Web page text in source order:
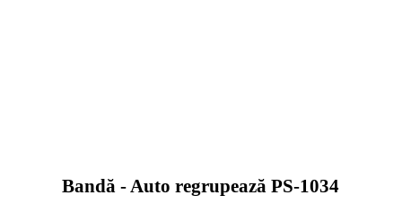
Bandă - Auto regrupează PS-1034